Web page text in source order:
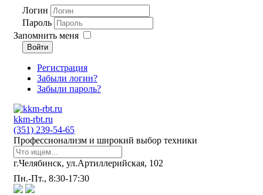
Логин
Пароль
Запомнить меня
Войти
Регистрация
Забыли логин?
Забыли пароль?
kkm-rbt.ru
(351) 239-54-65
Профессионализм и широкий выбор техники
г.Челябинск, ул.Артиллерийская, 102
Пн.-Пт., 8:30-17:30